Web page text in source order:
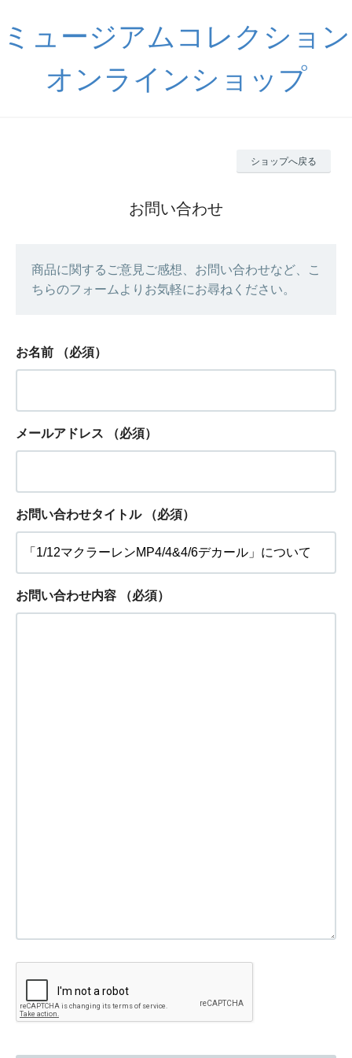
ミュージアムコレクション
オンラインショップ
ショップへ戻る
お問い合わせ
商品に関するご意見ご感想、お問い合わせなど、こ
ちらのフォームよりお気軽にお尋ねください。
お名前 （必須）
メールアドレス （必須）
お問い合わせタイトル （必須）
お問い合わせ内容 （必須）